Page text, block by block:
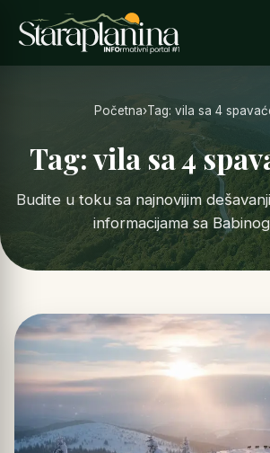
Početna›Tag: vila sa 4
Tag: vila sa 4
Budite u toku sa najnovijim
informacijama sa